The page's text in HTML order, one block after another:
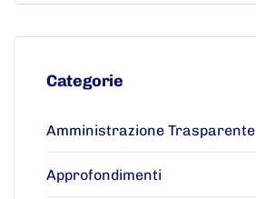
Categorie
Amministrazione Trasparente
Approfondimenti